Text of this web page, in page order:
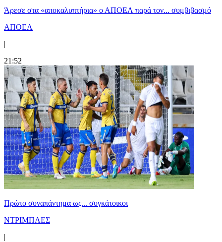
Άρεσε στα «αποκαλυπτήρια» ο ΑΠΟΕΛ παρά τον... συμβιβασμό
ΑΠΟΕΛ
|
21:52
Πρώτο συναπάντημα ως... συγκάτοικοι
ΝΤΡΙΜΠΛΕΣ
|